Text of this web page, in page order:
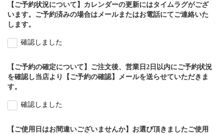
【ご予約状況について】カレンダーの更新にはタイムラグがござ
います。ご予約済みの場合はメールまたはお電話にてご連絡いた
します。
確認しました
【ご予約の確定について】ご注文後、営業日2日以内にご予約状況
を確認し当店より【ご予約の確認】メールを送らせていただきま
す。
確認しました
【ご使用日はお間違いございませんか】お選び頂きましたご使用